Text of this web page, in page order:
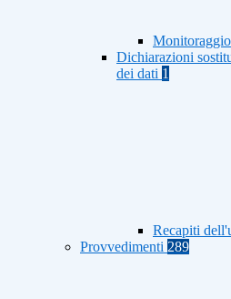
Dichiarazioni
dei dati 1
Recapiti
Provvedimenti 289